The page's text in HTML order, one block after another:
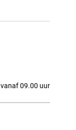
vanaf 09.00 uur